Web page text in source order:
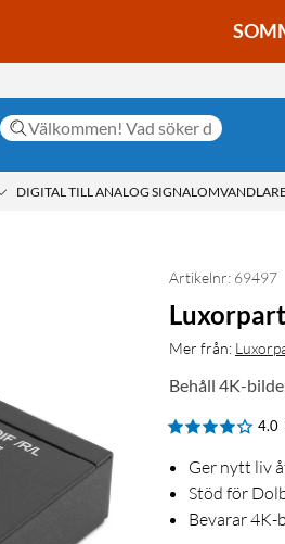
DIGITAL TILL ANALOG
Artikelnr: 69497
Mer från:
Behåll 4K-
4.0
Ger nytt liv
Stöd för
Bevarar